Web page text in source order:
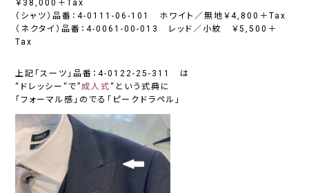
￥38,000＋Tax
（シャツ）品番：4-0111-06-101 ホワイト／無地￥4,800＋Tax
（ネクタイ）品番：4-0061-00-013 レッド／小紋 ￥5,500＋
Tax
上記「スーツ」品番：4-0122-25-311 は
“ ドレッシー“で”成人式“という式典に
「フォーマル感 」のでる「 ピークドラペル 」